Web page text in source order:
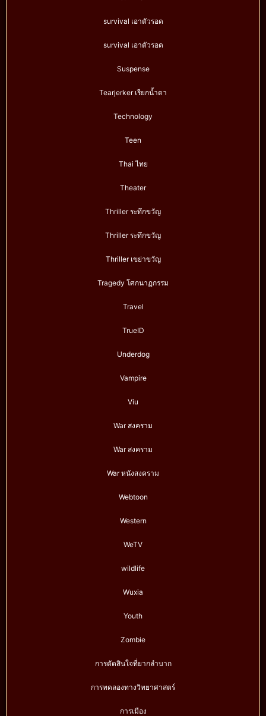
survival เอาตัวรอด
survival เอาตัวรอด
Suspense
Tearjerker เรียกน้ำตา
Technology
Teen
Thai ไทย
Theater
Thriller ระทึกขวัญ
Thriller ระทึกขวัญ
Thriller เขย่าขวัญ
Tragedy โศกนาฏกรรม
Travel
TrueID
Underdog
Vampire
Viu
War สงคราม
War สงคราม
War หนังสงคราม
Webtoon
Western
WeTV
wildlife
Wuxia
Youth
Zombie
การตัดสินใจที่ยากลำบาก
การทดลองทางวิทยาศาสตร์
การเมือง